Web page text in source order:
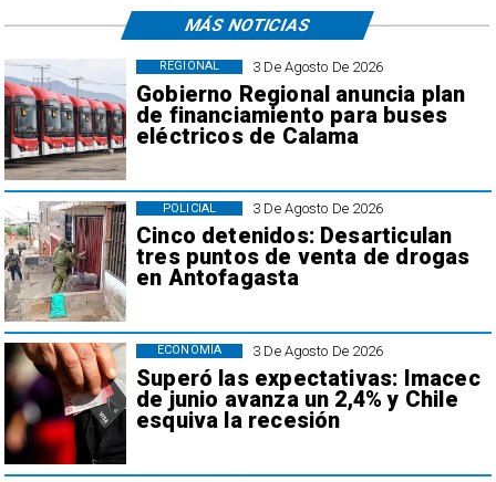
3 De Agosto De 2026
Gobierno Regional anuncia plan
de financiamiento para buses
eléctricos de Calama
REGIONAL
3 De Agosto De 2026
Cinco detenidos: Desarticulan
tres puntos de venta de drogas
en Antofagasta
POLICIAL
3 De Agosto De 2026
Superó las expectativas: Imacec
de junio avanza un 2,4% y Chile
esquiva la recesión
ECONOMÍA
MÁS NOTICIAS